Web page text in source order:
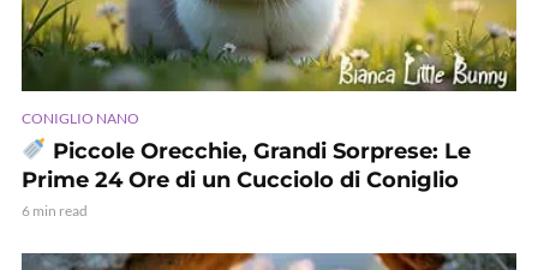
CONIGLIO NANO
Piccole Orecchie, Grandi Sorprese: Le
Prime 24 Ore di un Cucciolo di Coniglio
6 min read